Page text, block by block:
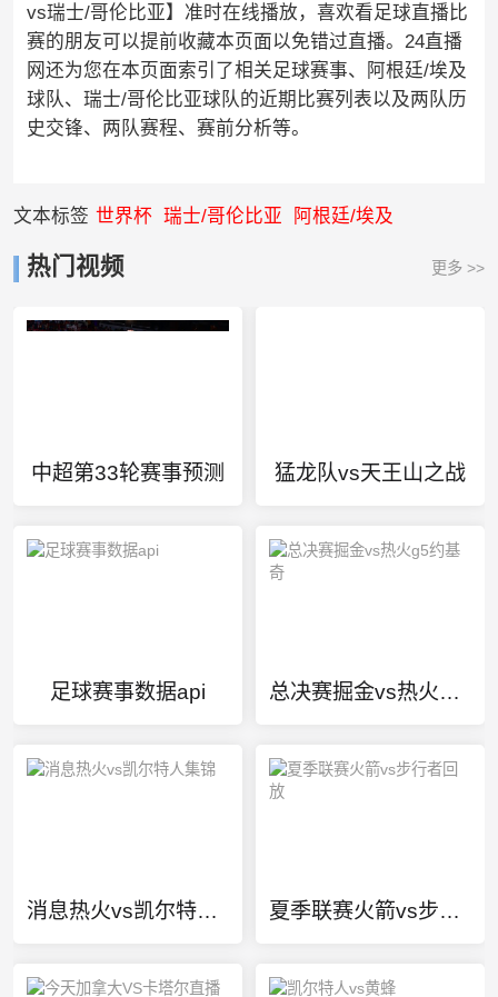
vs瑞士/哥伦比亚】准时在线播放，喜欢看足球直播比
赛的朋友可以提前收藏本页面以免错过直播。24直播
网还为您在本页面索引了相关足球赛事、阿根廷/埃及
球队、瑞士/哥伦比亚球队的近期比赛列表以及两队历
史交锋、两队赛程、赛前分析等。
文本标签 世界杯 瑞士/哥伦比亚 阿根廷/埃及
热门视频 更多 >>
中超第33轮赛事预测 猛龙队vs天王山之战
足球赛事数据api 总决赛掘金vs热火g5约基奇
消息热火vs凯尔特人集锦 夏季联赛火箭vs步行者回放